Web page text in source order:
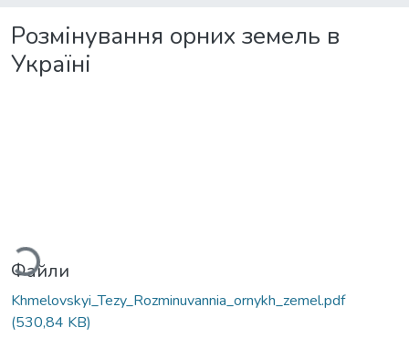
Розмінування орних земель в
Україні
Файли
Khmelovskyi_Tezy_Rozminuvannia_ornykh_zemel.pdf
(530,84 KB)